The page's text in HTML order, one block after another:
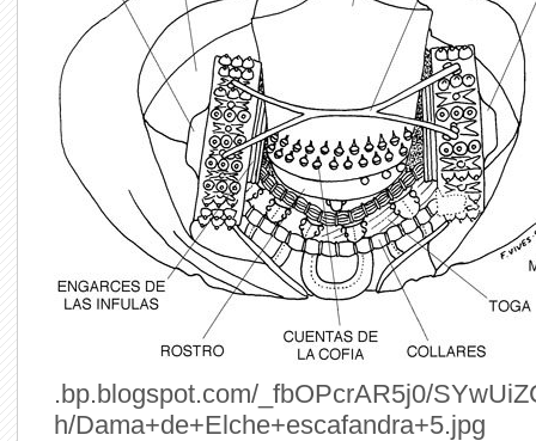
.bp.blogspot.com/_fbOPcrAR5j0/
h/Dama+de+Elche+escafandra+5.jpg